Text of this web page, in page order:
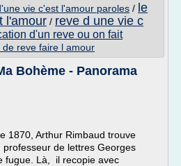
vie c'est l'amour paroles / le
l'amour / reve d une vie c
d'un reve ou on fait
de reve faire l amour
Bohème - Panorama
1870, Arthur Rimbaud trouve
de lettres Georges
fugue. Là, il recopie avec